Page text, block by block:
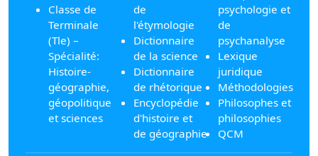
Classe de
Terminale
(Tle) –
Spécialité:
Histoire-
géographie,
géopolitique
et sciences
de
l'étymologie
Dictionnaire
de la science
Dictionnaire
de rhétorique
Encyclopédie
d'histoire et
de géographie
psychologie et
de
psychanalyse
Lexique
juridique
Méthodologies
Philosophes et
philosophies
QCM